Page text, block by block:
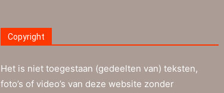
Copyright
Het is niet toegestaan (gedeelten van) teksten,
foto’s of video’s van deze website zonder